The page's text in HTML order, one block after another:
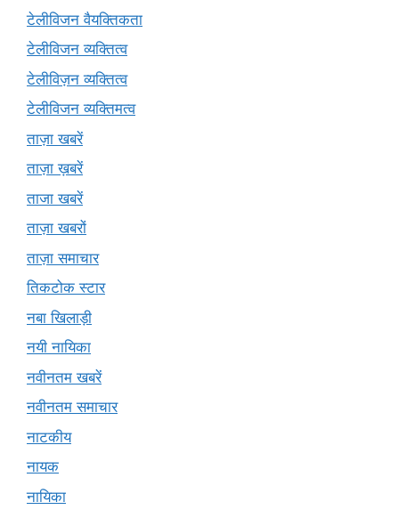
टेलीविजन वैयक्तिकता
टेलीविजन व्यक्तित्व
टेलीविज़न व्यक्तित्व
टेलीविजन व्यक्तिमत्व
ताज़ा खबरें
ताज़ा ख़बरें
ताजा खबरें
ताज़ा खबरों
ताज़ा समाचार
तिकटोक स्टार
नबा खिलाड़ी
नयी नायिका
नवीनतम खबरें
नवीनतम समाचार
नाटकीय
नायक
नायिका